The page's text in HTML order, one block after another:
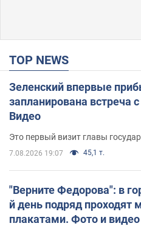
TOP NEWS
Зеленский впервые
запланирована встреча
Видео
Это первый визит главы
7.08.2026 19:07 45,1 т.
"Верните Федорова": в
й день подряд проходят
плакатами. Фото и видео